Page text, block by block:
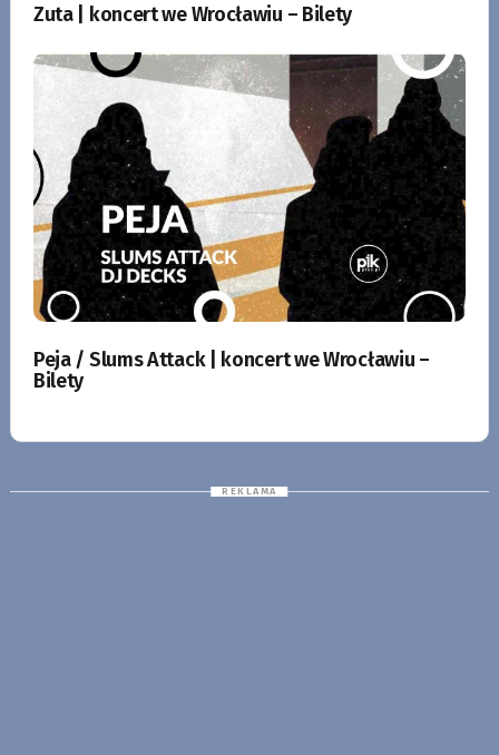
Zuta | koncert we Wrocławiu – Bilety
Peja / Slums Attack | koncert we Wrocławiu –
Bilety